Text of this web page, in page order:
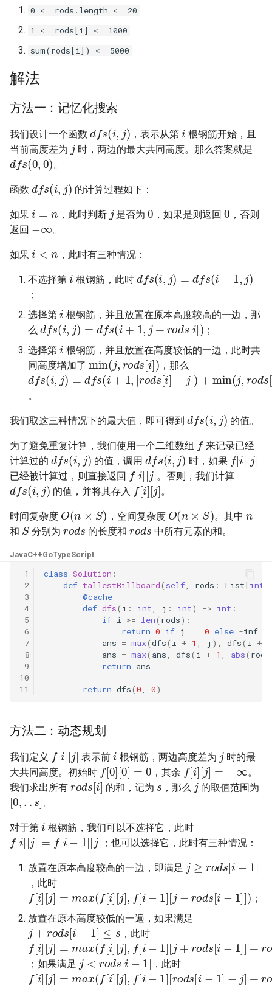
21. 调整数组顺序使奇数位于
22. 链表中倒数第 k 个节点
24. 反转链表
25. 合并两个排序的链表
26. 树的子结构
27. 二叉树的镜像
29. 顺时针打印矩阵
30. 包含 min 函数的栈
31. 栈的压入、弹出序列
32.1. 从上到下打印二叉树
32.2. 从上到下打印二叉树 II
32.3. 从上到下打印二叉树 III
列
34. 二叉树中和为某一值的路
径
35. 复杂链表的复制
36. 二叉搜索树与双向链表
37. 序列化二叉树
38. 字符串的排列
39. 数组中出现次数超过一半
的数字
40. 最小的 k 个数
41. 数据流中的中位数
42. 连续子数组的最大和
43. 1 ～ n 整数中 1 出现的次
数
44. 数字序列中某一位的数字
45. 把数组排成最小的数
47. 礼物的最大价值
48. 最长不含重复字符的子字
49. 丑数
50. 第一个只出现一次的字符
18. 有效的回文
19. 最多删除一个字符得到回
文
20. 回文子字符串的个数
21. 删除链表的倒数第 n 个结
22. 链表中环的入口节点
23. 两个链表的第一个重合节
24. 反转链表
25. 链表中的两数相加
26. 重排链表
27. 回文链表
28. 展平多级双向链表
29. 排序的循环链表
是 O(1) 的容器
31. 最近最少使用缓存
32. 有效的变位词
33. 变位词组
35. 最小时间差
36. 后缀表达式
37. 小行星碰撞
38. 每日温度
39. 直方图最大矩形面积
41. 滑动窗口的平均值
42. 最近请求次数
43. 往完全二叉树添加节点
44. 二叉树每层的最大值
45. 二叉树最底层最左边的值
46. 二叉树的右侧视图
47. 二叉树剪枝
48. 序列化与反序列化二叉树
49. 从根节点到叶节点的路径
3.3. 堆盘子
3.4. 化栈为队
4.1. 节点间通路
4.2. 最小高度树
4.3. 特定深度节点链表
4.4. 检查平衡性
4.6. 后继者
4.9. 二叉搜索树序列
4.10. 检查子树
4.12. 求和路径
5.1. 插入
5.2. 二进制数转字符串
5.3. 翻转数位
5.4. 下一个数
5.7. 配对交换
5.8. 绘制直线
8.1. 三步问题
8.2. 迷路的机器人
8.3. 魔术索引
8.4. 幂集
8.5. 递归乘法
8.6. 汉诺塔问题
8.7. 无重复字符串的排列组合
8.8. 有重复字符串的排列组合
8.9. 括号
8.10. 颜色填充
8.11. 硬币
8.12. 八皇后
0 <= rods.length <= 20
1 <= rods[i] <= 1000
sum(rods[i]) <= 5000
解法
方法一：记忆化搜索
我们设计一个函数
d f (i )
，表示从第 根钢筋开始，且
当前高度差为
j
时，两边的最大共同高度。那么答案就是
dfs(0,0)
。
函数
d f (i )
的计算过程如下：
如果 ，此时判断 是否为 ，如果是则返回
，否则
返回
− ∞
。
如果 ，此时有三种情况：
不选择第 根钢筋，此时
d f (i ) fs( +1 )
；
选择第
根钢筋，并且放置在原本高度较高的一边，那
么
dfs (i,j)=d fs(i+1,j+rods[i])
；
选择第
i
根钢筋，并且放置在高度较低的一边，此时共
同高度增加了
min(j,rods[i])
，那么
dfs(i,j)=d s(i+1, |rods[i ]−j|)+min j, o d i] )
。
我们取这三种情况下的最大值，即可得到
d f (i )
的值。
为了避免重复计算，我们使用一个二维数组
来记录已经
计算过的
dfs(i,j)
的值，调用
d fs(i,j)
时，如果
f[i][j]
已经被计算过，则直接返回
f[i][j]
。否则，我们计算
dfs(i,j)
的值，并将其存入
f[i][j]
。
时间复杂度
O ( )
，空间复杂度
O ( )
。其中
和
S
分别为
rod s
的长度和
rods
中所有元素的和。
JavaC++GoTypeScript
1
2
3
4
5
6
7
8
9
10
11
class Solution :
def tallestBillboard( self, rods : List[int
@cache
def dfs( i : int, j : int) -> int :
if i >= len( rods):
return 0 if j == 0 else -inf
ans = max(dfs( i + 1 , j ), dfs( i +
ans = max( ans, dfs( i + 1 , abs( rods
return ans
return dfs(0, 0)
方法二：动态规划
我们定义
f[i][ j]
表示前 根钢筋，两边高度差为
时的最
大共同高度。初始时
f[0][0]=0
，其余
f[i][j]=−∞
。
我们求出所有
rods[i ]
的和，记为
s
，那么
j
的取值范围为
[0,..s]
。
对于第 根钢筋，我们可以不选择它，此时
f[i][j] =f[i−1 [j]
；也可以选择它，此时有三种情况：
放置在原本高度较高的一边，即满足
≥ s i− ]
，此时
f[i][j] f [i][ ] [i− ][j− s[ − ])
；
放置在原本高度较低的一遍，如果满足
j+rods[i−1]≤s
，此时
f[i][j]=m ax(f [i][j] f[i− ][j+ [ − ]+r
；如果满足
j<ro ds[i−1]
，此时
f[i][j]=ma x(f[i][j], f[i− 1 ][ro ds [i 1]− +